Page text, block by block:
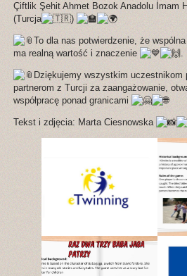
Çiftlik Şehit Ahmet Bozok Anadolu İmam
(Turcja
)
To dla nas potwierdzenie, że
ma realną wartość i znaczenie
.
Dziękujemy wszystkim uczestnikom
partnerom z Turcji za zaangażowanie,
współpracę ponad granicami
Tekst i zdjęcia: Marta Ciesnowska